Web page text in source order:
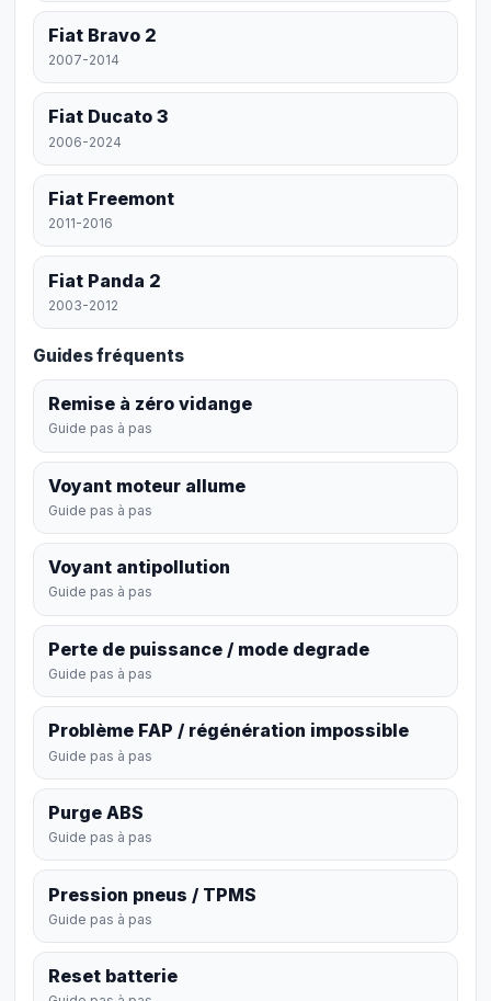
Fiat Bravo 2
2007-2014
Fiat Ducato 3
2006-2024
Fiat Freemont
2011-2016
Fiat Panda 2
2003-2012
Guides fréquents
Remise à zéro vidange
Guide pas à pas
Voyant moteur allume
Guide pas à pas
Voyant antipollution
Guide pas à pas
Perte de puissance / mode degrade
Guide pas à pas
Problème FAP / régénération impossible
Guide pas à pas
Purge ABS
Guide pas à pas
Pression pneus / TPMS
Guide pas à pas
Reset batterie